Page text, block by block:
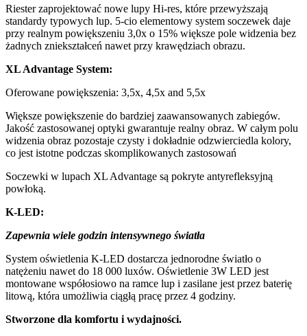
Riester zaprojektować nowe lupy Hi-res, które przewyższają
standardy typowych lup. 5-cio elementowy system soczewek daje
przy realnym powiększeniu 3,0x o 15% większe pole widzenia bez
żadnych zniekształceń nawet przy krawędziach obrazu.
XL Advantage System:
Oferowane powiększenia: 3,5x, 4,5x and 5,5x
Większe powiększenie do bardziej zaawansowanych zabiegów.
Jakość zastosowanej optyki gwarantuje realny obraz. W całym polu
widzenia obraz pozostaje czysty i dokładnie odzwierciedla kolory,
co jest istotne podczas skomplikowanych zastosowań
Soczewki w lupach XL Advantage są pokryte antyrefleksyjną
powłoką.
K-LED:
Zapewnia wiele godzin intensywnego światła
System oświetlenia K-LED dostarcza jednorodne światło o
natężeniu nawet do 18 000 luxów. Oświetlenie 3W LED jest
montowane współosiowo na ramce lup i zasilane jest przez baterię
litową, która umożliwia ciągłą pracę przez 4 godziny.
Stworzone dla komfortu i wydajności.